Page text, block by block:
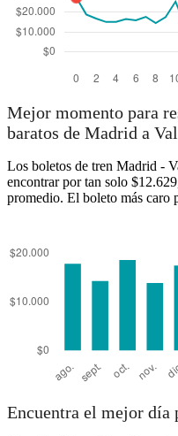
Mejor momento para
baratos de Madrid a
Los boletos de tren Madrid -
encontrar por tan solo
promedio. El boleto más caro
Encuentra el mejor día